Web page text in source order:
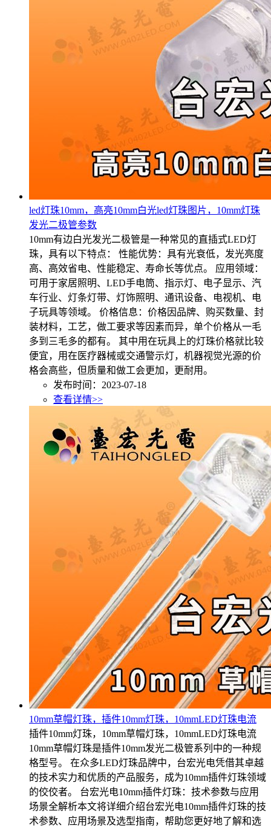
led灯珠10mm，高亮10mm白光led灯珠图片，10mm灯珠
发光二极管参数
10mm有边白光发光二极管是一种常见的直插式LED灯
珠，具有以下特点： 性能优势：具有光衰低，发光亮度
高、高效省电、性能稳定、寿命长等优点。 应用领域：
可用于家居照明、LED手电筒、指示灯、电子显示、汽
车行业、灯条灯带、灯饰照明、通讯设备、电视机、电
子玩具等领域。 价格信息：价格因品牌、购买数量、封
装材料，工艺，做工要求等因素而异，单个价格从一毛
多到三毛多的都有。 其中用在玩具上的灯珠价格就比较
便宜，用在医疗器械或交通警示灯，机器视觉光源的价
格会高些，但质量和做工会更加，更耐用。
发布时间：2023-07-18
查看详情>>
10mm草帽灯珠，插件10mm灯珠，10mmLED灯珠电流
插件10mm灯珠，10mm草帽灯珠，10mmLED灯珠电流
10mm草帽灯珠是插件10mm发光二极管系列中的一种规
格型号。 在众多LED灯珠品牌中，台宏光电凭借其卓越
的技术实力和优质的产品服务，成为10mm插件灯珠领域
的佼佼者。 台宏光电10mm插件灯珠：技术参数与应用
场景全解析本文将详细介绍台宏光电10mm插件灯珠的技
术参数、应用场景及选型指南，帮助您更好地了解和选